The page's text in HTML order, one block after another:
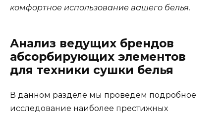
комфортное использование вашего белья.
Анализ ведущих брендов
абсорбирующих элементов
для техники сушки белья
В данном разделе мы проведем подробное
исследование наиболее престижных